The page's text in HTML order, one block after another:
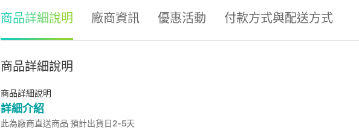
商品詳細說明 廠商資訊 優惠活動 付款方式與配送方式
商品詳細說明
商品詳細說明
詳細介紹
此為廠商直送商品 預計出貨日2-5天